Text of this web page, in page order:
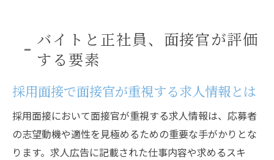
バイトと正社員、面接官が評価
する要素
採用面接で面接官が重視する求人情報とは
採用面接において面接官が重視する求人情報は、応募者
の志望動機や適性を見極めるための重要な手がかりとな
ります。求人広告に記載された仕事内容や求めるスキ